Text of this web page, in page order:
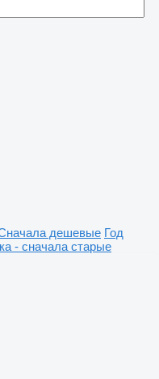
дешевые Год
- сначала старые